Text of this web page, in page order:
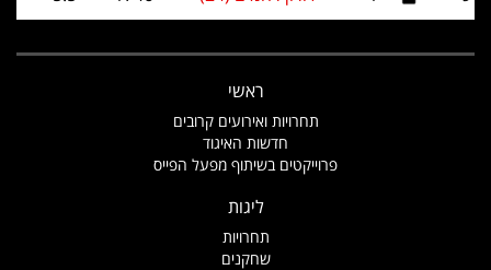
ראשי
תחרויות ואירועים קרובים
חדשות האיגוד
פרוייקטים בשיתוף מפעל הפייס
ליגות
תחרויות
שחקנים